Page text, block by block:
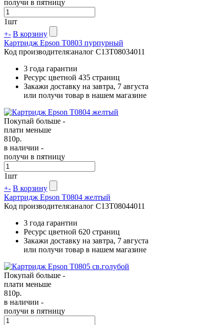
получи в пятницу
1шт
+- В корзину
Картридж Epson T0803 пурпурный
Код производителя:аналог C13T08034011
3 года гарантии
Ресурс цветной 435 страниц
Закажи доставку на завтра, 7 августа
или получи товар в нашем магазине
Покупай больше -
плати меньше
810р.
в наличии -
получи в пятницу
1шт
+- В корзину
Картридж Epson T0804 желтый
Код производителя:аналог C13T08044011
3 года гарантии
Ресурс цветной 620 страниц
Закажи доставку на завтра, 7 августа
или получи товар в нашем магазине
Покупай больше -
плати меньше
810р.
в наличии -
получи в пятницу